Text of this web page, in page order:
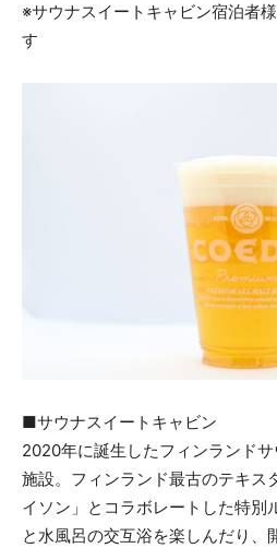
※サウナスイートキャビン宿泊者
す
■サウナスイートキャビン
2020年に誕生したフィンランド
施設。フィンランド最古のテキス
イソン」とコラボレートした特別
と水風呂の交互浴を楽しんだり、